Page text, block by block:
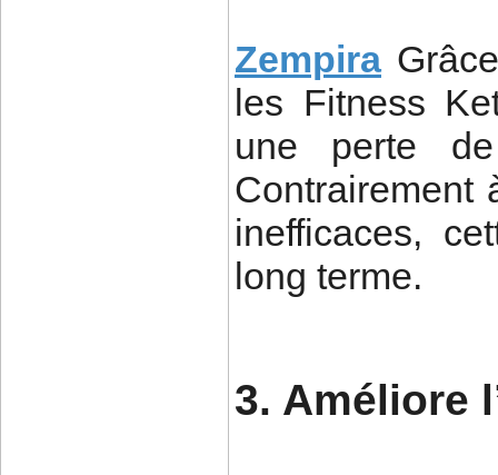
Zempira
les Fitness
une perte
Contrairement
inefficaces,
long terme.
3. Améliore